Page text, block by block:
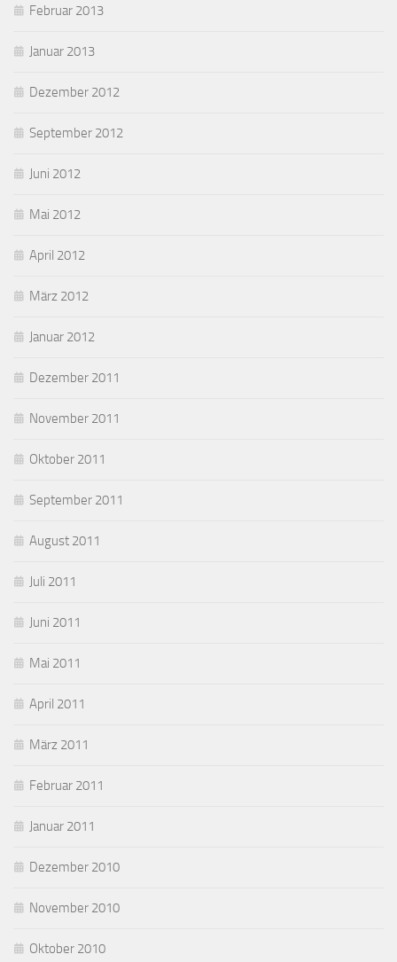
Februar 2013
Januar 2013
Dezember 2012
September 2012
Juni 2012
Mai 2012
April 2012
März 2012
Januar 2012
Dezember 2011
November 2011
Oktober 2011
September 2011
August 2011
Juli 2011
Juni 2011
Mai 2011
April 2011
März 2011
Februar 2011
Januar 2011
Dezember 2010
November 2010
Oktober 2010